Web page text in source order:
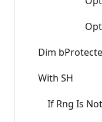
Optional
Dim
With SH
If Rng Is